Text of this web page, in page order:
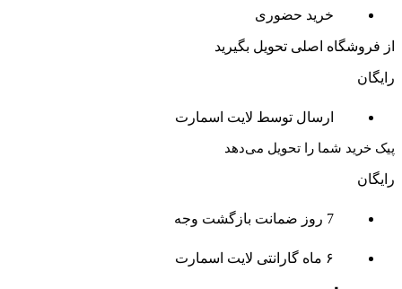
خرید حضوری
از فروشگاه اصلی تحویل بگیرید
رایگان
ارسال توسط لایت اسمارت
پیک خرید شما را تحویل می‌دهد
رایگان
7 روز ضمانت بازگشت وجه
۶ ماه گارانتی لایت اسمارت